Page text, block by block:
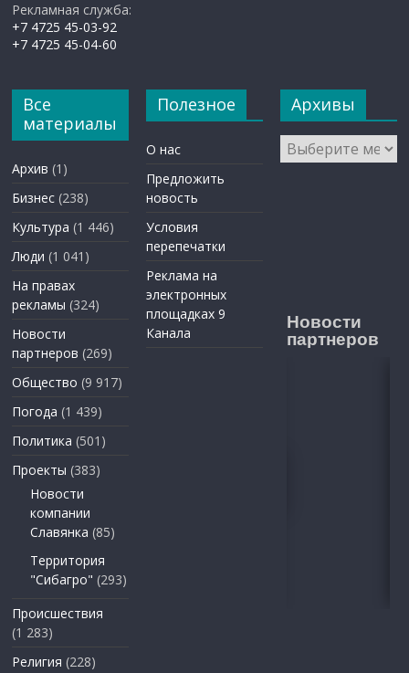
Рекламная служба:
+7 4725 45-03-92
+7 4725 45-04-60
Все
материалы
Архив (1)
Бизнес (238)
Культура (1 446)
Люди (1 041)
На правах
рекламы (324)
Новости
партнеров (269)
Общество (9 917)
Погода (1 439)
Политика (501)
Проекты (383)
Новости
компании
Славянка (85)
Территория
"Сибагро" (293)
Происшествия
(1 283)
Религия (228)
Полезное
О нас
Предложить
новость
Условия
перепечатки
Реклама на
электронных
площадках 9
Канала
Архивы
Архивы
Новости
партнеров